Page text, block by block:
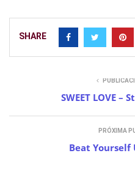
SHARE
SWEET LOVE –
PRÓXIMA
Beat Yourself